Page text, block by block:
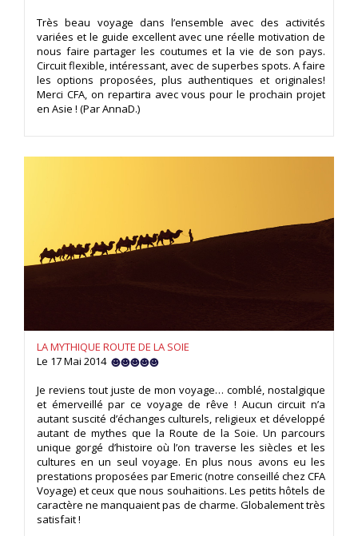
Très beau voyage dans l’ensemble avec des activités
variées et le guide excellent avec une réelle motivation de
nous faire partager les coutumes et la vie de son pays.
Circuit flexible, intéressant, avec de superbes spots. A faire
les options proposées, plus authentiques et originales!
Merci CFA, on repartira avec vous pour le prochain projet
en Asie ! (Par AnnaD.)
LA MYTHIQUE ROUTE DE LA SOIE
Le 17 Mai 2014
Je reviens tout juste de mon voyage… comblé, nostalgique
et émerveillé par ce voyage de rêve ! Aucun circuit n’a
autant suscité d’échanges culturels, religieux et développé
autant de mythes que la Route de la Soie. Un parcours
unique gorgé d’histoire où l’on traverse les siècles et les
cultures en un seul voyage. En plus nous avons eu les
prestations proposées par Emeric (notre conseillé chez CFA
Voyage) et ceux que nous souhaitions. Les petits hôtels de
caractère ne manquaient pas de charme. Globalement très
satisfait !